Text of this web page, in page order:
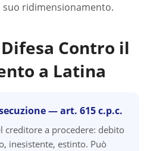
ridimensionamento.
Contro il
a Latina
— art. 615 c.p.c.
creditore a procedere: debito
inesistente, estinto. Può